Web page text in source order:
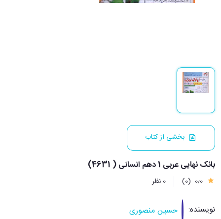
بخشی از کتاب
بانک نهایی عربی 1 دهم انسانی ( 4631)
0٫0 (0) 0 نظر
نویسنده: حسین منصوری